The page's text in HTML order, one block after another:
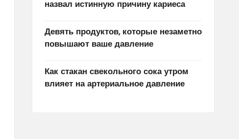
назвал истинную причину кариеса
Девять продуктов, которые незаметно
повышают ваше давление
Как стакан свекольного сока утром
влияет на артериальное давление